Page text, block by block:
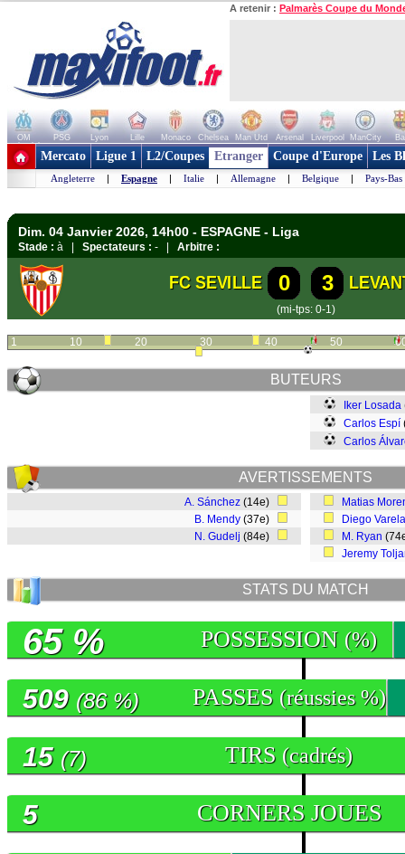
A retenir : Palmarès Coupe du
OM PSG Lyon Lille Monaco Chelsea Man Utd Arsenal Liverpool ManCity
+ de clubs
Mercato Ligue 1 L2/Coupes Etranger Coupe d'Europe Les
Angleterre | Espagne | Italie | Allemagne | Belgique | Pays-Bas
Dim. 04 Janvier 2026, 14h00 - ESPAGNE - Liga
Stade : à | Spectateurs : - | Arbitre :
FC SEVILLE 0 3
(mi-tps: 0-1)
1 10 20 30 40 50
BUTEURS
Iker Losada
Carlos Espí
Carlos
AVERTISSEMENTS
A. Sánchez (14e)
B. Mendy (37e)
N. Gudelj (84e)
Matias
Diego
M. Ryan
Jeremy
STATS DU MATCH
POSSESSION (%)
65 %
PASSES (réussies %)
509 (86 %)
TIRS (cadrés)
15 (7)
CORNERS JOUES
5